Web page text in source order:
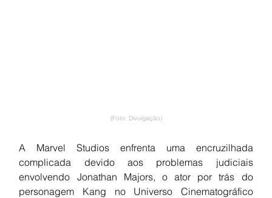
(Foto: Divulgação)
A Marvel Studios enfrenta uma encruzilhada
complicada devido aos problemas judiciais
envolvendo Jonathan Majors, o ator por trás do
personagem Kang no Universo Cinematográfico